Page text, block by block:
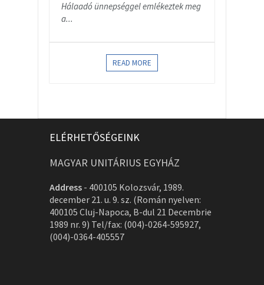
Hálaadó ünnepséggel emlékeztek meg
a...
READ MORE
ELÉRHETŐSÉGEINK
MAGYAR UNITÁRIUS EGYHÁZ
Address - 400105 Kolozsvár, 1989.
december 21. u. 9. sz. (Román nyelven:
400105 Cluj-Napoca, B-dul 21 Decembrie
1989 nr. 9) Tel/fax: (004)-0264-595927,
(004)-0364-405557